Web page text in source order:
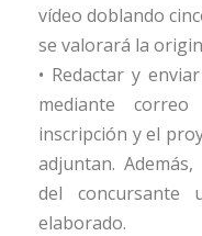
vídeo doblando
se valorará la
• Redactar y
mediante
inscripción y el
adjuntan.
del concursante
elaborado.